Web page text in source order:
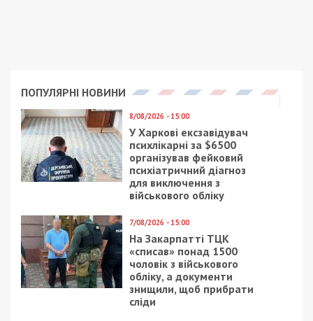
управління Національної поліції у Львівській
Санкція цієї статті передбачає покарання у
вигляді позбавлення волі на строк до шести
років.
Прокурори Львівської обласної прокуратури вже
скерували до суду клопотання про обрання
підозрюваному запобіжного заходу у вигляді
відсторонення від займаної посади на час
розслідування.
Слідство триває, встановлюються всі обставини
злочину та можливі співучасники схеми, яка
завдала значних збитків державному
підприємству та бюджету країни.